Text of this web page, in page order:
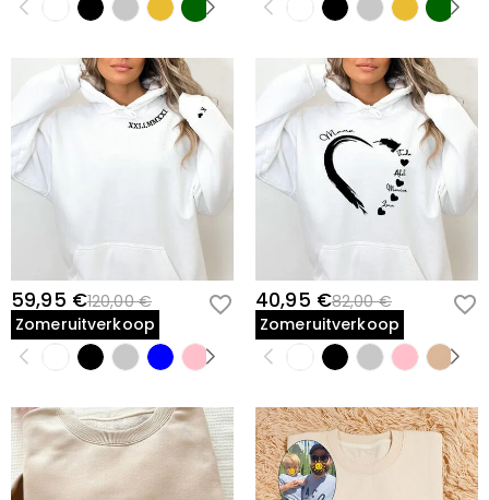
59,95 €120,00 €
Zomeruitverkoop
40,95 €82,00 €
Zomeruitverkoop